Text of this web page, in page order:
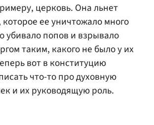
церковь. Она льнет
которое ее уничтожало много
убивало попов и взрывало
таким, какого не было у их
вот в конституцию
что-то про духовную
и их руководящую роль.